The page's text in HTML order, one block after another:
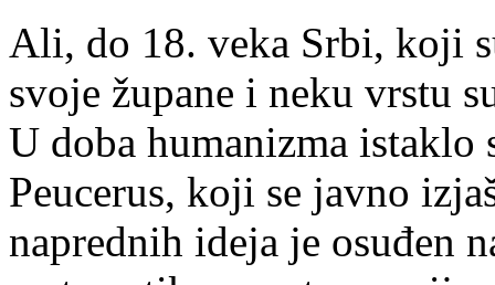
Ali, do 18. veka Srbi, koji
svoje župane i neku vrstu
U doba humanizma
Peucerus, koji se javno
naprednih ideja je osuđen